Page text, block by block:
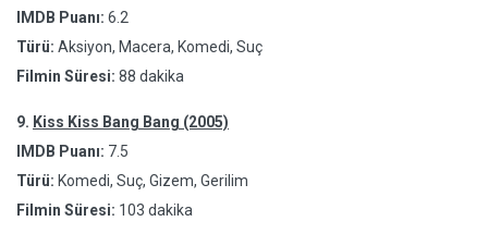
IMDB Puanı: 6.2
Türü: Aksiyon, Macera, Komedi, Suç
Filmin Süresi: 88 dakika
9. Kiss Kiss Bang Bang (2005)
IMDB Puanı: 7.5
Türü: Komedi, Suç, Gizem, Gerilim
Filmin Süresi: 103 dakika